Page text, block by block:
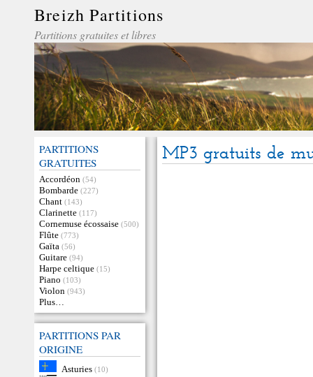
Breizh Partitions
Partitions gratuites et libres
PARTITIONS
GRATUITES
Accordéon (54)
Bombarde (227)
Chant (143)
Clarinette (117)
Cornemuse écossaise (500)
Flûte (773)
Gaïta (56)
Guitare (94)
Harpe celtique (15)
Piano (103)
Violon (943)
Plus…
PARTITIONS PAR
ORIGINE
Asturies (10)
MP3 gratuits de